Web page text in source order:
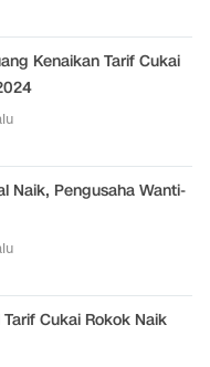
Kenaikan Tarif Cukai
Naik, Pengusaha Wanti-
Cukai Rokok Naik